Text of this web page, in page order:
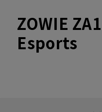
ZOWIE
Esports